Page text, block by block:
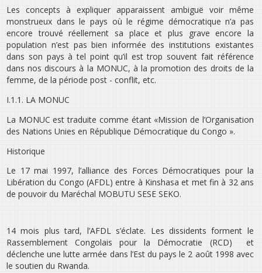
Les concepts à expliquer apparaissent ambiguë voir même
monstrueux dans le pays où le régime démocratique n’a pas
encore trouvé réellement sa place et plus grave encore la
population n’est pas bien informée des institutions existantes
dans son pays à tel point qu’il est trop souvent fait référence
dans nos discours à la MONUC, à la promotion des droits de la
femme, de la période post - conflit, etc.
I.1.1. LA MONUC
La MONUC est traduite comme étant «Mission de l’Organisation
des Nations Unies en République Démocratique du Congo ».
Historique
Le 17 mai 1997, l’alliance des Forces Démocratiques pour la
Libération du Congo (AFDL) entre à Kinshasa et met fin à 32 ans
de pouvoir du Maréchal MOBUTU SESE SEKO.
14 mois plus tard, l’AFDL s’éclate. Les dissidents forment le
Rassemblement Congolais pour la Démocratie (RCD) et
déclenche une lutte armée dans l’Est du pays le 2 août 1998 avec
le soutien du Rwanda.